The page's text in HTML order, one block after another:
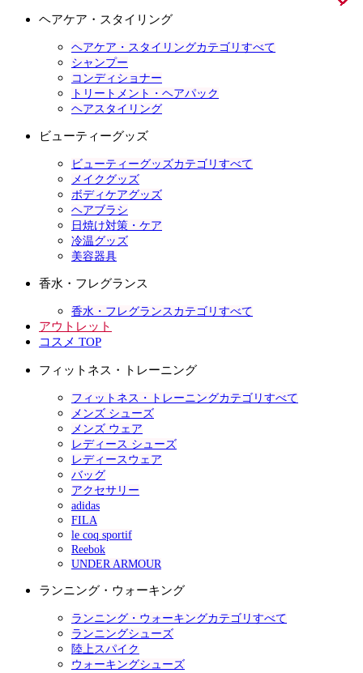
ヘアケア・スタイリング
ヘアケア・スタイリングカテゴリすべて
シャンプー
コンディショナー
トリートメント・ヘアパック
ヘアスタイリング
ビューティーグッズ
ビューティーグッズカテゴリすべて
メイクグッズ
ボディケアグッズ
ヘアブラシ
日焼け対策・ケア
冷温グッズ
美容器具
香水・フレグランス
香水・フレグランスカテゴリすべて
アウトレット
コスメ TOP
フィットネス・トレーニング
フィットネス・トレーニングカテゴリすべて
メンズ シューズ
メンズ ウェア
レディース シューズ
レディースウェア
バッグ
アクセサリー
adidas
FILA
le coq sportif
Reebok
UNDER ARMOUR
ランニング・ウォーキング
ランニング・ウォーキングカテゴリすべて
ランニングシューズ
陸上スパイク
ウォーキングシューズ